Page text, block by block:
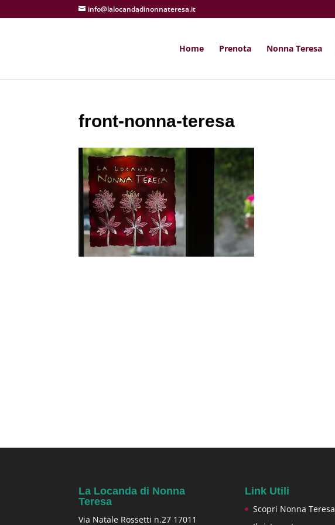
info@lalocandadinonnateresa.it
Home Prenota Nonna Teresa
front-nonna-teresa
La Locanda di Nonna
Teresa
Via Natale Rossetti n.27 17011
Link Utili
Scopri Nonna Teresa